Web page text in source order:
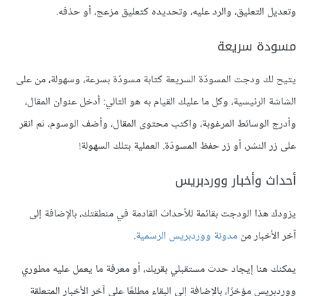
وتعديل التعليق، والرد عليه، وتحديده كتعليق مزعج، أو حذفه.
مسودة سريعة
يتيح لك ودجت المسودّة السريعة كتابة مسودّة بسرعة، وسهولة، من على
الشاشة الرئيسية، وكل ما عليك القيام به هو التالي: أدخل عنوان المقال،
وأدرج الوسائط المرغوبة، واكتب محتوى المقال، وأضف الوسوم، ثم انقر
على زر النشر، أو زر حفظ المسودّة. العملية بتلك السهولة!
أحداث وأخبار ووردبريس
يزودك هذا الودجت بقائمة للأحداث القادمة في منطقتك، بالإضافة إلى
آخر الأخبار منمدونة ووردبريس الرسمية.
يمكنك هنا إيجاد حدث مستقبلي بقربك، أو معرفة ما يعمل عليه مطوري
ووردبريس مؤخرًا، بالإضافة إلى البقاء مطلعًا على آخر الأخبار المتعلقة